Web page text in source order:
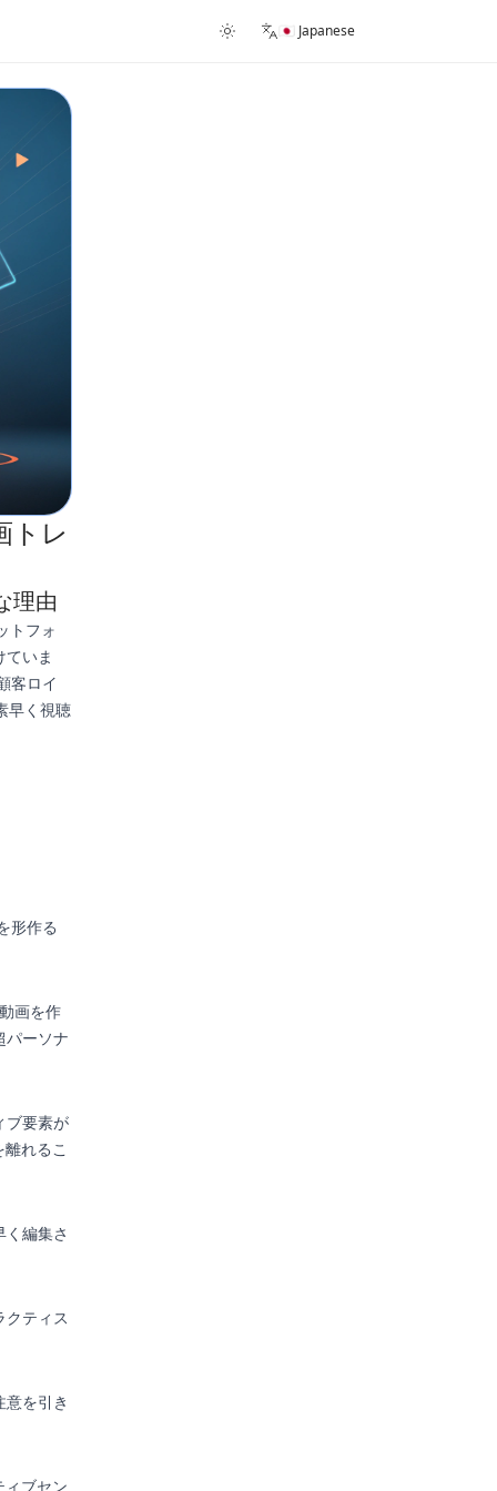
🇯🇵 Japanese
トレ
理由
トフォ
いま
客ロイ
早く視聴
形作る
画を作
パーソナ
ブ要素が
れるこ
編集さ
クティス
を引き
ィブセン